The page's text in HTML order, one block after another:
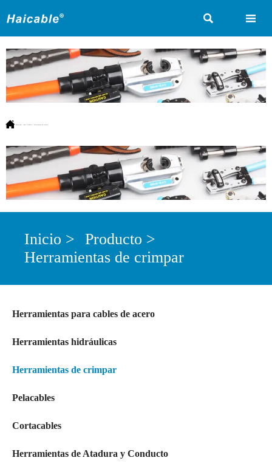
 
 Estás aquí: Producto
Inicio > Producto >
Herramientas de crimpar
Herramientas para cables de acero
Herramientas hidráulicas
Herramientas de crimpar
Pelacables
Cortacables
Herramientas de Atadura y Conducto